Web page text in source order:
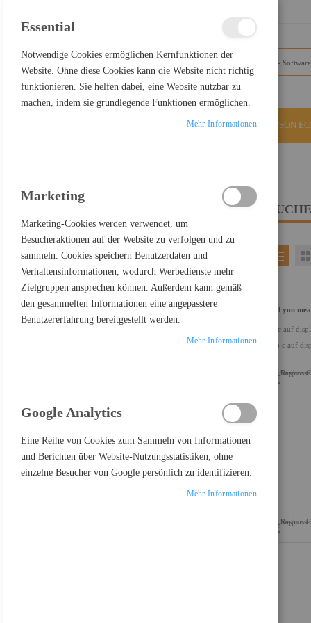
EPSON
Did you
us c auf
usb c auf
EINKAUFEN NACH
Kategorie Software
PRODUKTE VERGLEICHEN
Sie haben keine Artikel in Ihrer Vergleichsliste
Essential
Notwendige Cookies ermöglichen Kernfunktionen der
Website. Ohne diese Cookies kann die Website nicht richtig
funktionieren. Sie helfen dabei, eine Website nutzbar zu
machen, indem sie grundlegende Funktionen ermöglichen.
Mehr Informationen
Marketing
Marketing-Cookies werden verwendet, um
Besucheraktionen auf der Website zu verfolgen und zu
sammeln. Cookies speichern Benutzerdaten und
Verhaltensinformationen, wodurch Werbedienste mehr
Zielgruppen ansprechen können. Außerdem kann gemäß
den gesammelten Informationen eine angepasstere
Benutzererfahrung bereitgestellt werden.
Mehr Informationen
Google Analytics
Eine Reihe von Cookies zum Sammeln von Informationen
und Berichten über Website-Nutzungsstatistiken, ohne
einzelne Besucher von Google persönlich zu identifizieren.
Mehr Informationen